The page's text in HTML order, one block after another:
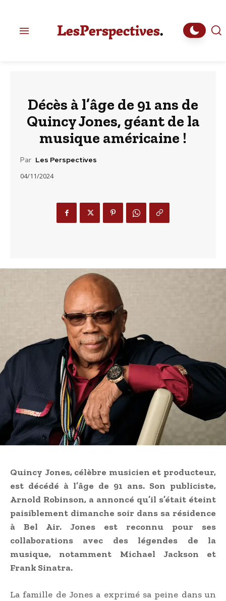
Décès à l’âge de 91 ans de
Quincy Jones, géant de la
musique américaine !
Par Les Perspectives
04/11/2024
Quincy Jones, célèbre musicien et producteur,
est décédé à l’âge de 91 ans. Son publiciste,
Arnold Robinson, a annoncé qu’il s’était éteint
paisiblement dimanche soir dans sa résidence
à Bel Air. Jones est reconnu pour ses
collaborations avec des légendes de la
musique, notamment Michael Jackson et
Frank Sinatra.
La famille de Jones a exprimé sa peine dans un